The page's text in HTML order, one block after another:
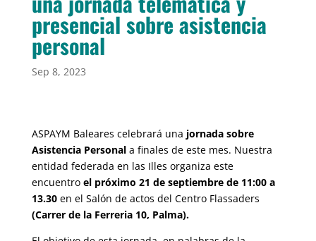
presencial sobre asistencia
personal
Sep 8, 2023
ASPAYM Baleares celebrará una jornada sobre
Asistencia Personala finales de este mes. Nuestra
entidad federada en las Illes organiza este
encuentro el próximo 21 de septiembre de 11:00 a
13.30 en el Salón de actos del Centro Flassaders
(Carrer de la Ferreria 10, Palma).